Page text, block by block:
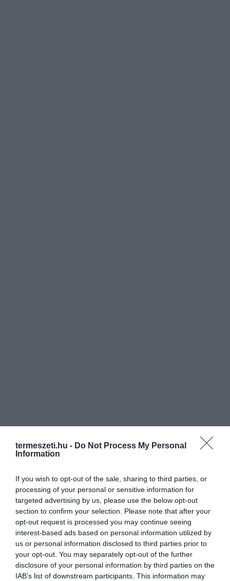
termeszeti.hu - Do Not Process My Personal
Information
If you wish to opt-out of the sale, sharing to third parties, or
processing of your personal or sensitive information for
targeted advertising by us, please use the below opt-out
section to confirm your selection. Please note that after your
opt-out request is processed you may continue seeing
interest-based ads based on personal information utilized by
us or personal information disclosed to third parties prior to
your opt-out. You may separately opt-out of the further
disclosure of your personal information by third parties on the
IAB’s list of downstream participants. This information may